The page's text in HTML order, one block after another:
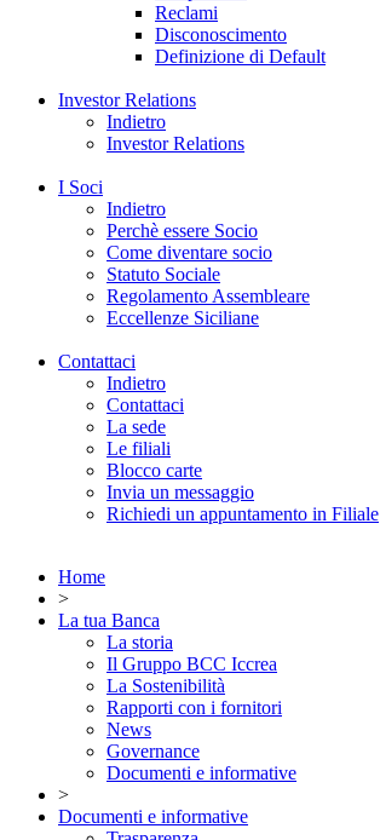
Reclami
Disconoscimento
Definizione di Default
Investor Relations
Indietro
Investor Relations
I Soci
Indietro
Perchè essere Socio
Come diventare socio
Statuto Sociale
Regolamento Assembleare
Eccellenze Siciliane
Contattaci
Indietro
Contattaci
La sede
Le filiali
Blocco carte
Invia un messaggio
Richiedi un appuntamento in Filiale
Home
>
La tua Banca
La storia
Il Gruppo BCC Iccrea
La Sostenibilità
Rapporti con i fornitori
News
Governance
Documenti e informative
>
Documenti e informative